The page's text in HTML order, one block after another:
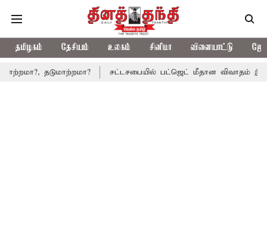
தமிழகம் தேசியம் உலகம் சினிமா விளையாட்டு
சட்டசபையில் பட்ஜெட் மீதான விவாதம் இன்று தொடக்கம்: